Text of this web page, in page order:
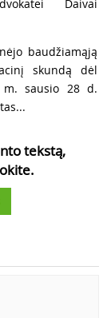
Daivai
baudžiamąją
skundą dėl
m. sausio 28 d.
tekstą,